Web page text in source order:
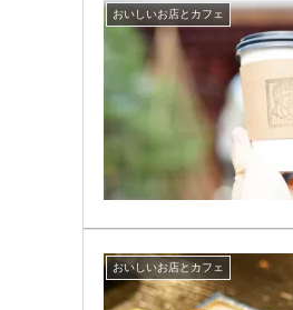
おいしいお店とカフェ
おいしいお店とカフェ